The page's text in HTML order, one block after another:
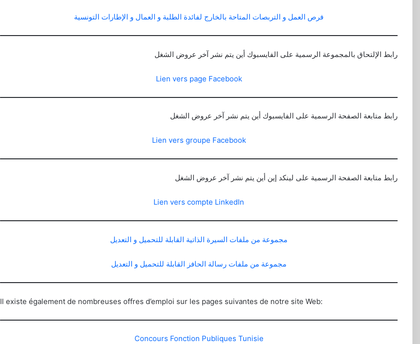
فرص العمل و التربصات المتاحة بالخارج لفائدة الطلبة و العمال و الإطارات التونسية
رابط الإلتحاق بالمجموعة الرسمية على الفايسبوك أين يتم نشر آخر عروض الشغل
Lien vers page Facebook
رابط متابعة الصفحة الرسمية على الفايسبوك أين يتم نشر آخر عروض الشغل
Lien vers groupe Facebook
رابط متابعة الصفحة الرسمية على لينكد إين أين يتم نشر آخر عروض الشغل
Lien vers compte LinkedIn
مجموعة من ملفات السيرة الذاتية القابلة للتحميل و التعديل
مجموعة من ملفات رسالة الحافز القابلة للتحميل و التعديل
Il existe également de nombreuses offres d’emploi sur les pages suivantes de notre site Web:
Concours Fonction Publiques Tunisie